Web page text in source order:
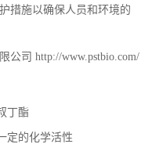
措施以确保人员和环境的
公司 http://www.pstbio.com/
丁酯
定的化学活性